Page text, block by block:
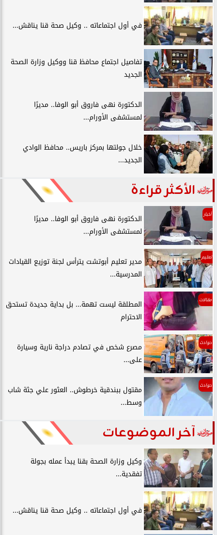
في أول اجتماعاته .. وكيل صحة قنا يناقش...
تفاصيل اجتماع محافظ قنا ووكيل وزارة الصحة
الجديد
الدكتورة نهى فاروق أبو الوفا.. مديرًا
لمستشفى الأورام...
خلال جولتها بمركز باريس.. محافظ الوادي
الجديد...
الأكثر قراءة
أخبار
الدكتورة نهى فاروق أبو الوفا.. مديرًا
لمستشفى الأورام...
تعليم
مدير تعليم أبوتشت يترأس لجنة توزيع القيادات
المدرسية...
مقالات
المطلقة ليست تهمة... بل بداية جديدة تستحق
الاحترام
حوادث
مصرع شخص في تصادم دراجة نارية وسيارة
على...
حوادث
مقتول ببندقية خرطوش.. العثور علي جثة شاب
وسط...
آخر الموضوعات
وكيل وزارة الصحة بقنا يبدأ عمله بجولة
تفقدية...
في أول اجتماعاته .. وكيل صحة قنا يناقش...